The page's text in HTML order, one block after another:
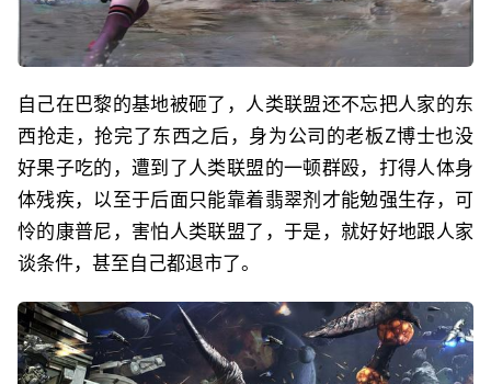
自己在巴黎的基地被砸了，人类联盟还不忘把人家的东
西抢走，抢完了东西之后，身为公司的老板Z博士也没
好果子吃的，遭到了人类联盟的一顿群殴，打得人体身
体残疾，以至于后面只能靠着翡翠剂才能勉强生存，可
怜的康普尼，害怕人类联盟了，于是，就好好地跟人家
谈条件，甚至自己都退市了。